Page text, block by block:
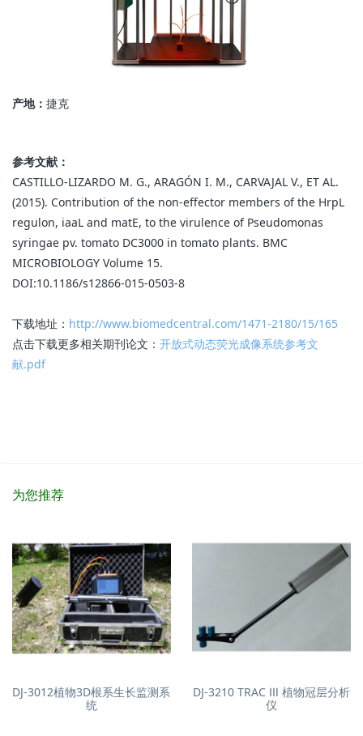
产地： 捷克
参考文献：
CASTILLO-LIZARDO M. G., ARAGÓN I. M., CARVAJAL V., ET AL.
(2015). Contribution of the non-effector members of the HrpL
regulon, iaaL and matE, to the virulence of Pseudomonas
syringae pv. tomato DC3000 in tomato plants. BMC
MICROBIOLOGY Volume 15.
DOI:10.1186/s12866-015-0503-8
下载地址： http://www.biomedcentral.com/1471-2180/15/165
点击下载更多相关期刊论文： 开放式动态荧光成像系统参考文
献.pdf
为您推荐
DJ-3012植物3D根系生长监测系
统
DJ-3210 TRAC Ⅲ 植物冠层分析
仪